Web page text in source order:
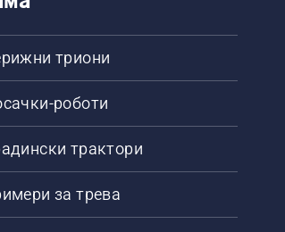
триони
роботи
трактори
за трева